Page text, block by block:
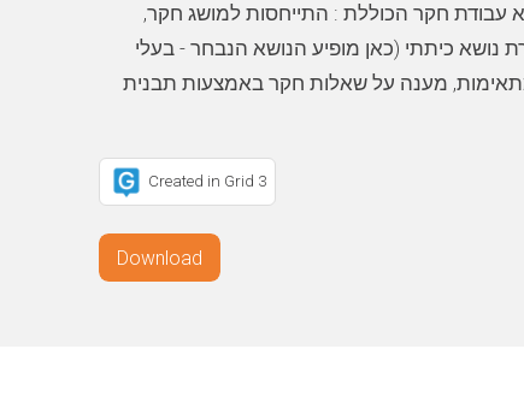
עבודת חקר הכוללת : התייחסות למושג חקר,
נושא כיתתי (כאן מופיע הנושא הנבחר - בעלי
מתאימות, מענה על שאלות חקר באמצעות תבנית
Created in Grid 3
Download